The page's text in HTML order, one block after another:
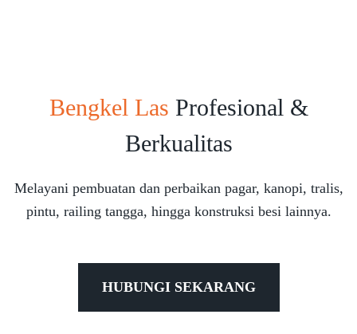
Bengkel Las Profesional &
Berkualitas
Melayani pembuatan dan perbaikan pagar, kanopi, tralis,
pintu, railing tangga, hingga konstruksi besi lainnya.
HUBUNGI SEKARANG